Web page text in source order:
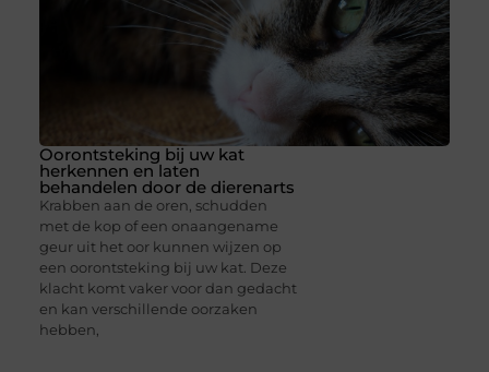
Oorontsteking bij uw kat
herkennen en laten
behandelen door de dierenarts
Krabben aan de oren, schudden
met de kop of een onaangename
geur uit het oor kunnen wijzen op
een oorontsteking bij uw kat. Deze
klacht komt vaker voor dan gedacht
en kan verschillende oorzaken
hebben,